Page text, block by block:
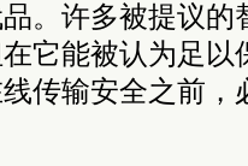
。许多被提议的
它能被认为足以
传输安全之前，